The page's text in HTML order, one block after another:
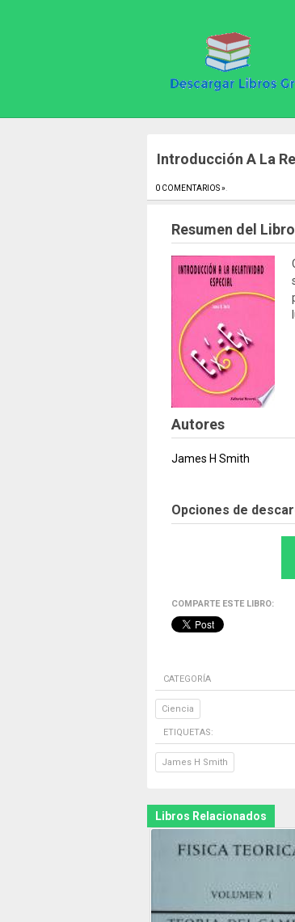
Introducción A La
0 COMENTARIOS »
Resumen del Libro
Autores
James H Smith
Opciones de
COMPARTE ESTE LIBRO:
CATEGORÍA
Ciencia
ETIQUETAS:
James H Smith
Libros Relacionados